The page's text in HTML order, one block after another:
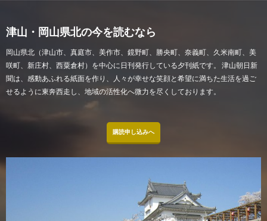
津山・岡山県北の今を読むなら
岡山県北（津山市、真庭市、美作市、鏡野町、勝央町、奈義町、久米南町、美
咲町、新庄村、西粟倉村）を中心に日刊発行している夕刊紙です。 津山朝日新
聞は、感動あふれる紙面を作り、人々が幸せな笑顔と希望に満ちた生活を過ご
せるように東奔西走し、地域の活性化へ微力を尽くしております。
購読申し込みへ